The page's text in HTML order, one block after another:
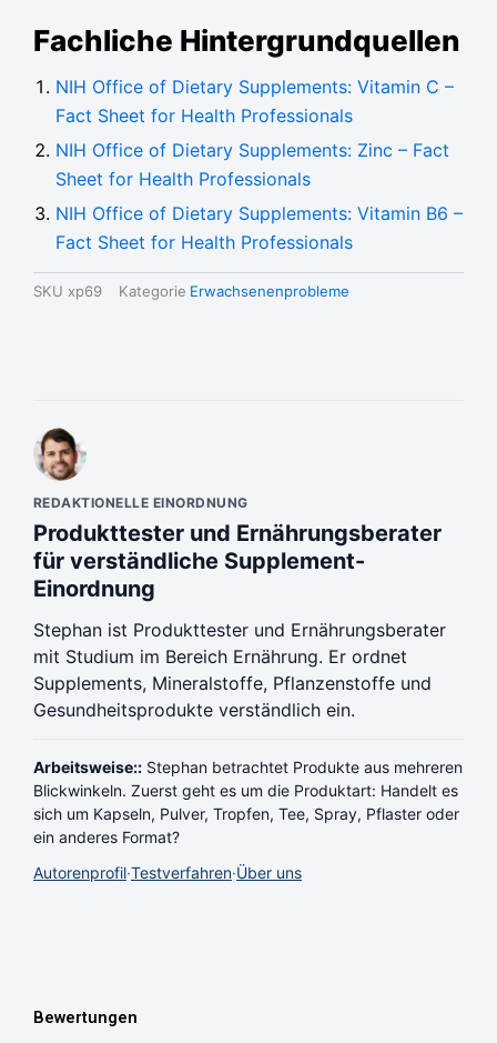
Fachliche Hintergrundquellen
NIH Office of Dietary Supplements: Vitamin C –
Fact Sheet for Health Professionals
NIH Office of Dietary Supplements: Zinc – Fact
Sheet for Health Professionals
NIH Office of Dietary Supplements: Vitamin B6 –
Fact Sheet for Health Professionals
SKU xp69 Kategorie Erwachsenenprobleme
REDAKTIONELLE EINORDNUNG
Produkttester und Ernährungsberater
für verständliche Supplement-
Einordnung
Stephan ist Produkttester und Ernährungsberater
mit Studium im Bereich Ernährung. Er ordnet
Supplements, Mineralstoffe, Pflanzenstoffe und
Gesundheitsprodukte verständlich ein.
Arbeitsweise:: Stephan betrachtet Produkte aus mehreren
Blickwinkeln. Zuerst geht es um die Produktart: Handelt es
sich um Kapseln, Pulver, Tropfen, Tee, Spray, Pflaster oder
ein anderes Format?
Autorenprofil·Testverfahren·Über uns
Bewertungen